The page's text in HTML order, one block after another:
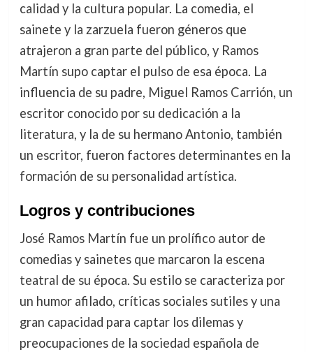
calidad y la cultura popular. La comedia, el
sainete y la zarzuela fueron géneros que
atrajeron a gran parte del público, y Ramos
Martín supo captar el pulso de esa época. La
influencia de su padre, Miguel Ramos Carrión, un
escritor conocido por su dedicación a la
literatura, y la de su hermano Antonio, también
un escritor, fueron factores determinantes en la
formación de su personalidad artística.
Logros y contribuciones
José Ramos Martín fue un prolífico autor de
comedias y sainetes que marcaron la escena
teatral de su época. Su estilo se caracteriza por
un humor afilado, críticas sociales sutiles y una
gran capacidad para captar los dilemas y
preocupaciones de la sociedad española de